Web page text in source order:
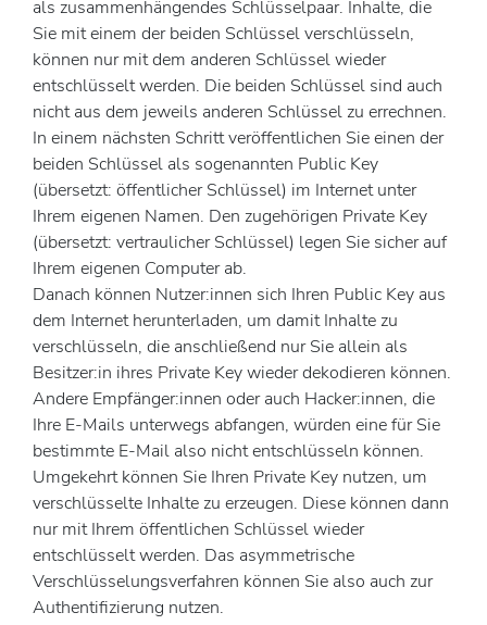
als zusammenhängendes Schlüsselpaar. Inhalte, die
Sie mit einem der beiden Schlüssel verschlüsseln,
können nur mit dem anderen Schlüssel wieder
entschlüsselt werden. Die beiden Schlüssel sind auch
nicht aus dem jeweils anderen Schlüssel zu errechnen.
In einem nächsten Schritt veröffentlichen Sie einen der
beiden Schlüssel als sogenannten Public Key
(übersetzt: öffentlicher Schlüssel) im Internet unter
Ihrem eigenen Namen. Den zugehörigen Private Key
(übersetzt: vertraulicher Schlüssel) legen Sie sicher auf
Ihrem eigenen Computer ab.
Danach können Nutzer:innen sich Ihren Public Key aus
dem Internet herunterladen, um damit Inhalte zu
verschlüsseln, die anschließend nur Sie allein als
Besitzer:in ihres Private Key wieder dekodieren können.
Andere Empfänger:innen oder auch Hacker:innen, die
Ihre E-Mails unterwegs abfangen, würden eine für Sie
bestimmte E-Mail also nicht entschlüsseln können.
Umgekehrt können Sie Ihren Private Key nutzen, um
verschlüsselte Inhalte zu erzeugen. Diese können dann
nur mit Ihrem öffentlichen Schlüssel wieder
entschlüsselt werden. Das asymmetrische
Verschlüsselungsverfahren können Sie also auch zur
Authentifizierung nutzen.